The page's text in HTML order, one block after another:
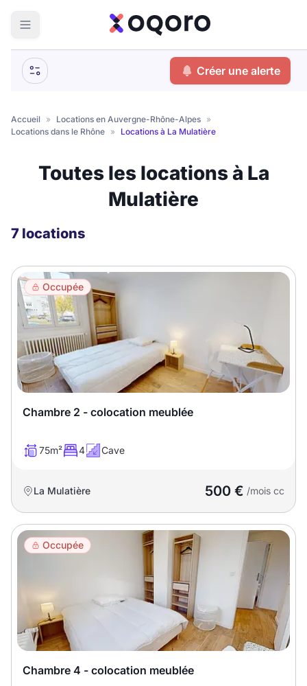
Votre
Que recherchez-vous ?
Logement entier
Coliving
Résidence étudiante
Meublé ?
Meublé Non meublé
Montant du loyer
€
€
Studio T1
T2 T3 T4 T5
T6 T7 T9
T14
T16
recherche
Créer une alerte
Accueil » Locations en Auvergne-Rhône-Alpes »
Locations dans le Rhône » Locations à La Mulatière
Toutes les locations à La
Mulatière
7 locations
Occupée
Chambre 2 - colocation meublée
75m² 4 Cave
La Mulatière 500 € /mois cc
Occupée
Chambre 4 - colocation meublée